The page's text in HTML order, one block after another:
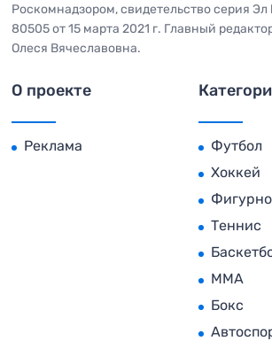
Роскомнадзором, свидетельство серия
80505 от 15 марта 2021 г. Главный
Олеся Вячеславовна.
О проекте
Реклама
Футбол
Хоккей
Теннис
MMA
Бокс